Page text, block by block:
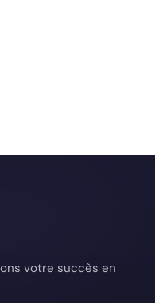
votre succès en